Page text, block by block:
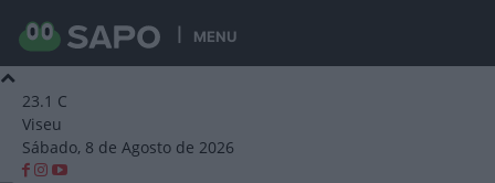
MENU
23.1 C
Viseu
Sábado, 8 de Agosto de 2026